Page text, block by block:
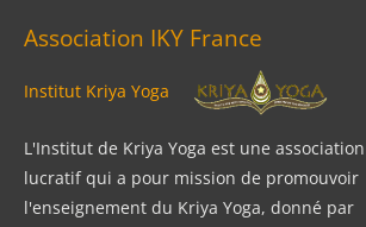
Association IKY France
Institut Kriya Yoga
L'Institut de Kriya Yoga est une
lucratif qui a pour mission de promouvoir
l'enseignement du Kriya Yoga, donné par